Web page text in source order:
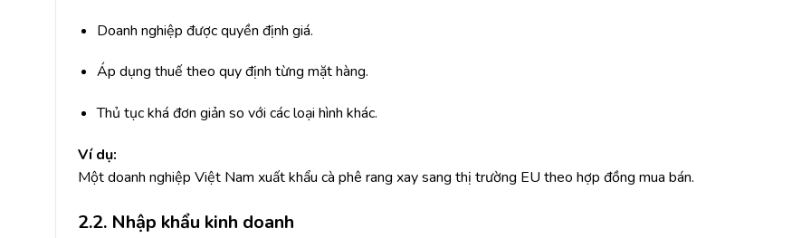
Doanh nghiệp được quyền định giá.
Áp dụng thuế theo quy định từng mặt hàng.
Thủ tục khá đơn giản so với các loại hình khác.
Ví dụ:
Một doanh nghiệp Việt Nam xuất khẩu cà phê rang xay sang thị trường EU theo hợp đồng mua bán.
2.2. Nhập khẩu kinh doanh